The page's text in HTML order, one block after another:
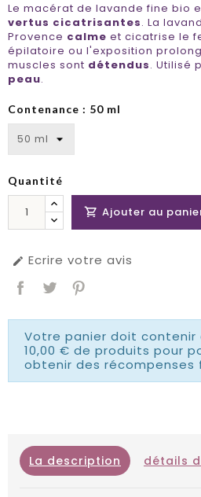
Le macérat de lavande fine bio
vertus cicatrisantes. La
Provence calme et cicatrise le
épilatoire ou l'exposition
muscles sont détendus. Utilisé
peau.
Contenance : 50 ml
Quantité
 Ajouter au
 Ecrire votre avis
Votre panier doit contenir
10,00 € de produits pour
obtenir des récompenses
La description détails